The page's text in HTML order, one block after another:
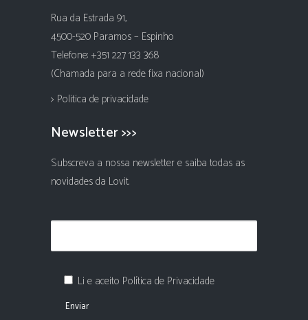
Rua da Estrada 91,
4500-520 Paramos – Espinho
Telefone: +351 227 133 368
(Chamada para a rede fixa nacional)
> Politica de privacidade
Newsletter >>>
Subscreva a nossa newsletter e saiba todas as
novidades da Lovit.
Li e aceito Política de Privacidade